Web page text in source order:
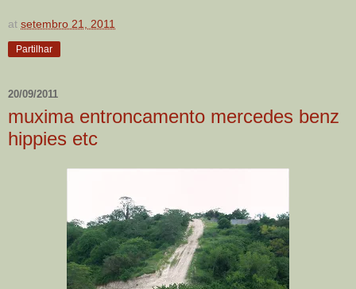
at setembro 21, 2011
Partilhar
20/09/2011
muxima entroncamento mercedes benz
hippies etc